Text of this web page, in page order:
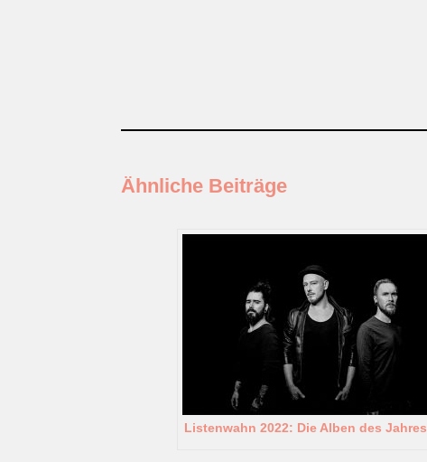
Ähnliche Beiträge
Listenwahn 2022: Die Alben des Jahres